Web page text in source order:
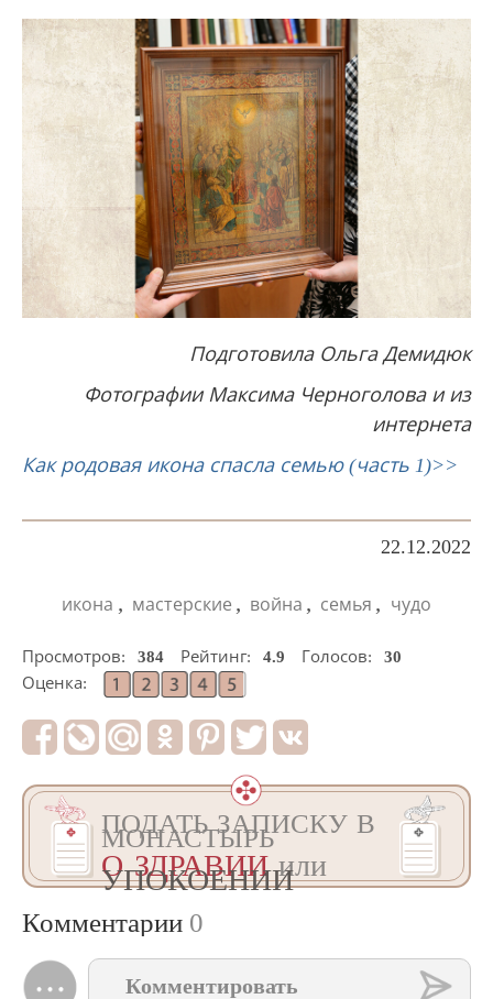
Подготовила Ольга Демидюк
Фотографии Максима Черноголова и из
интернета
Как родовая икона спасла семью (часть 1)>>
22.12.2022
икона , мастерские , война , семья , чудо
Просмотров: 384 Рейтинг: 4.9 Голосов:
30
Оценка:
ПОДАТЬ ЗАПИСКУ В
МОНАСТЫРЬ
О ЗДРАВИИили
УПОКОЕНИИ
Комментарии 0
Комментировать